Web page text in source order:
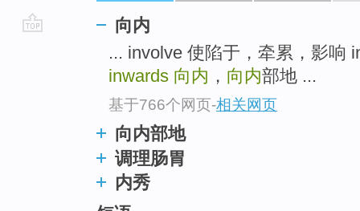
向内
... involve 使陷于，牵累，影响
inwards 向内 ， 向内部地 ...
基于766个网页-相关网页
向内部地
调理肠胃
内秀